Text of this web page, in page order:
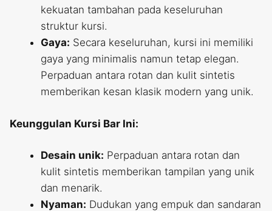
kekuatan tambahan pada keseluruhan
struktur kursi.
Gaya: Secara keseluruhan, kursi ini memiliki
gaya yang minimalis namun tetap elegan.
Perpaduan antara rotan dan kulit sintetis
memberikan kesan klasik modern yang unik.
Keunggulan Kursi Bar Ini:
Desain unik: Perpaduan antara rotan dan
kulit sintetis memberikan tampilan yang unik
dan menarik.
Nyaman: Dudukan yang empuk dan sandaran